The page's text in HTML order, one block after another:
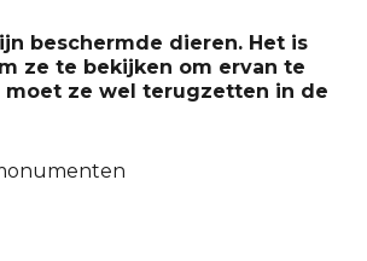
beschermde dieren. Het is
ze te bekijken om ervan te
moet ze wel terugzetten in de